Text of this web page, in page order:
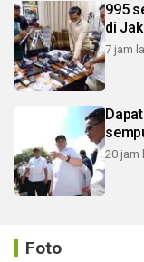
995
di
7 jam
20 jam
Foto